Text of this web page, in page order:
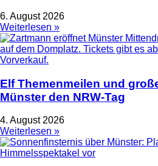
6. August 2026
Weiterlesen »
Elf Themenmeilen und
Münster den NRW-Tag
4. August 2026
Weiterlesen »